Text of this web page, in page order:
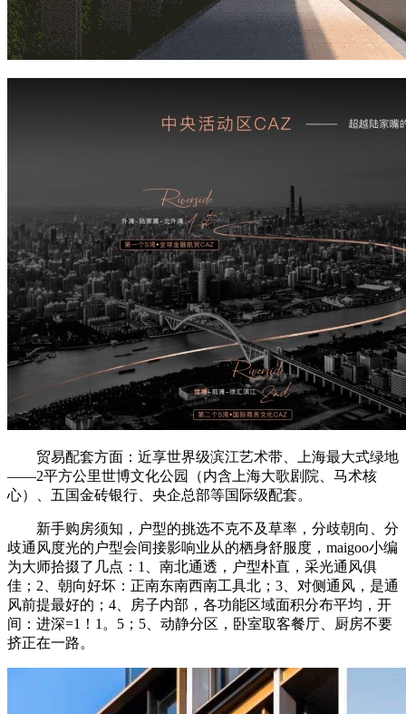
贸易配套方面：近享世界级滨江艺术带、上海最大式绿地
——2平方公里世博文化公园（内含上海大歌剧院、马术核
心）、五国金砖银行、央企总部等国际级配套。
新手购房须知，户型的挑选不克不及草率，分歧朝向、分
歧通风度光的户型会间接影响业从的栖身舒服度，maigoo小编
为大师拾掇了几点：1、南北通透，户型朴直，采光通风俱
佳；2、朝向好坏：正南东南西南工具北；3、对侧通风，是通
风前提最好的；4、房子内部，各功能区域面积分布平均，开
间：进深=1！1。5；5、动静分区，卧室取客餐厅、厨房不要
挤正在一路。